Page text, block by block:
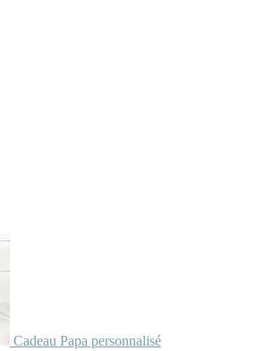
Cadeau Papa personnalisé